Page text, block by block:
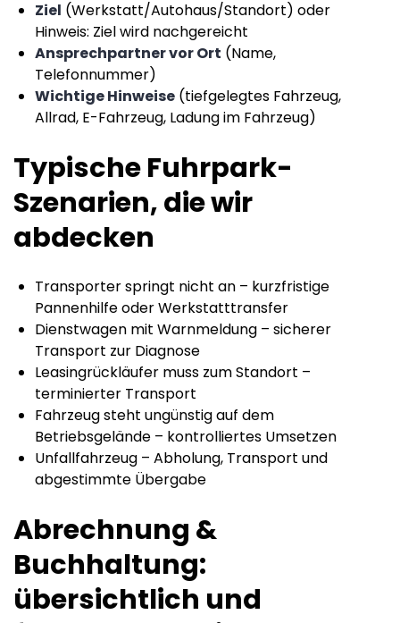
Ziel (Werkstatt/Autohaus/Standort) oder
Hinweis: Ziel wird nachgereicht
Ansprechpartner vor Ort (Name,
Telefonnummer)
Wichtige Hinweise (tiefgelegtes Fahrzeug,
Allrad, E-Fahrzeug, Ladung im Fahrzeug)
Typische Fuhrpark-
Szenarien, die wir
abdecken
Transporter springt nicht an – kurzfristige
Pannenhilfe oder Werkstatttransfer
Dienstwagen mit Warnmeldung – sicherer
Transport zur Diagnose
Leasingrückläufer muss zum Standort –
terminierter Transport
Fahrzeug steht ungünstig auf dem
Betriebsgelände – kontrolliertes Umsetzen
Unfallfahrzeug – Abholung, Transport und
abgestimmte Übergabe
Abrechnung &
Buchhaltung:
übersichtlich und